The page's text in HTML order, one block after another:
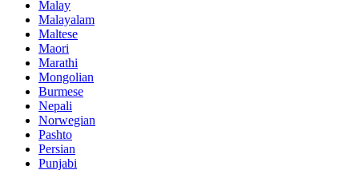
Malay
Malayalam
Maltese
Maori
Marathi
Mongolian
Burmese
Nepali
Norwegian
Pashto
Persian
Punjabi